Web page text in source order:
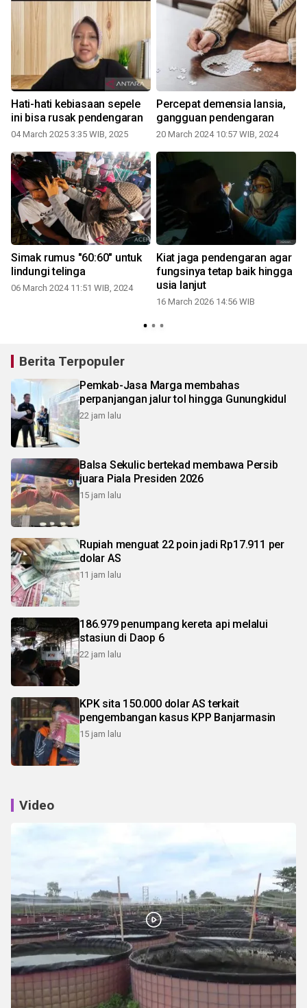
Hati-hati kebiasaan sepele
ini bisa rusak pendengaran
04 March 2025 3:35 WIB, 2025
Percepat demensia lansia,
gangguan pendengaran
20 March 2024 10:57 WIB, 2024
Simak rumus "60:60" untuk
lindungi telinga
06 March 2024 11:51 WIB, 2024
Kiat jaga pendengaran agar
fungsinya tetap baik hingga
usia lanjut
16 March 2026 14:56 WIB
Berita Terpopuler
Pemkab-Jasa Marga membahas
perpanjangan jalur tol hingga Gunungkidul
22 jam lalu
Balsa Sekulic bertekad membawa Persib
juara Piala Presiden 2026
15 jam lalu
Rupiah menguat 22 poin jadi Rp17.911 per
dolar AS
11 jam lalu
186.979 penumpang kereta api melalui
stasiun di Daop 6
22 jam lalu
KPK sita 150.000 dolar AS terkait
pengembangan kasus KPP Banjarmasin
15 jam lalu
Video